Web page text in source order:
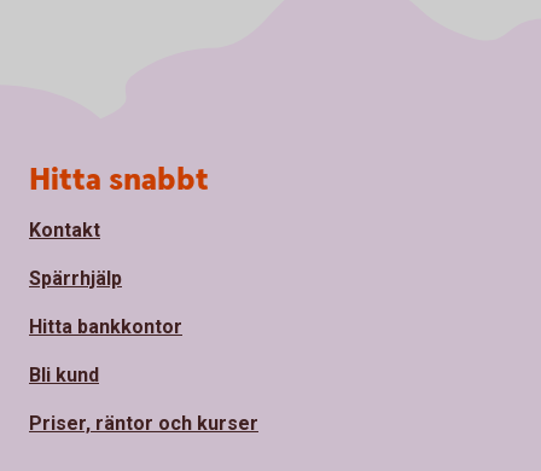
Sidfot
Hitta snabbt
Kontakt
Spärrhjälp
Hitta bankkontor
Bli kund
Priser, räntor och kurser